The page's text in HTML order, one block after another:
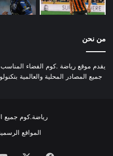
من نحن
يقدم موقع رياضة .كوم الفضاء المناسب
جميع المصادر المحلية والعالمية
رياضة.كوم جميع
المواقع